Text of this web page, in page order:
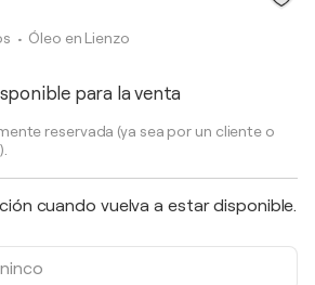
• Óleo en Lienzo
para la venta
reservada (ya sea por un cliente o
cuando vuelva a estar disponible.